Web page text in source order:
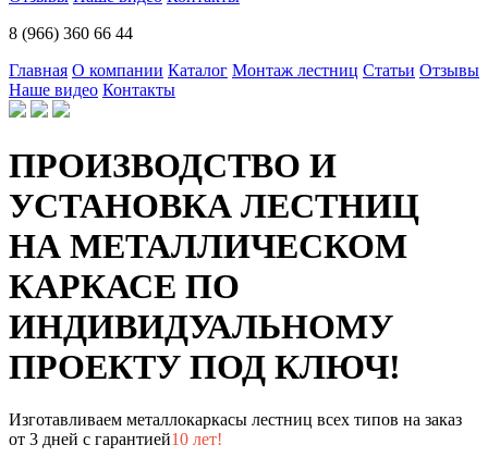
8 (966) 360 66 44
Главная О компании Каталог Монтаж лестниц Статьи Отзывы
Наше видео Контакты
ПРОИЗВОДСТВО И
УСТАНОВКА ЛЕСТНИЦ
НА МЕТАЛЛИЧЕСКОМ
КАРКАСЕ ПО
ИНДИВИДУАЛЬНОМУ
ПРОЕКТУ ПОД КЛЮЧ!
Изготавливаем металлокаркасы лестниц всех типов на заказ
от 3 дней с гарантией10 лет!